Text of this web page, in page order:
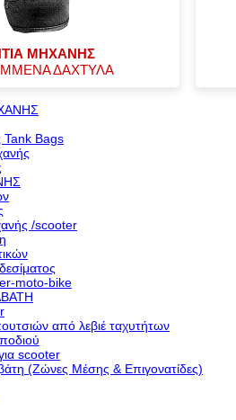
ΜΗΧΑΝΗΣ
ΔΑΧΤΥΛΑ
Tank Bags
/scooter
moto-bike
από λεβιέ ταχυτήτων
scooter
(Ζώνες Μέσης & Επιγονατίδες)